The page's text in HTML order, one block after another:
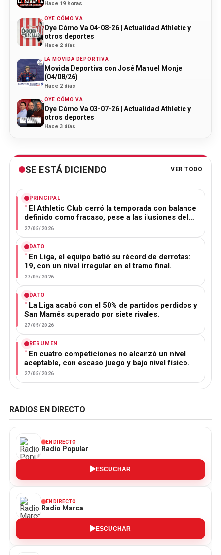
Hace 19 horas
OYE CÓMO VA
Oye Cómo Va 04-08-26 | Actualidad Athletic y
otros deportes
Hace 2 días
LA MOVIDA DEPORTIVA
Movida Deportiva con José Manuel Monje
(04/08/26)
Hace 2 días
OYE CÓMO VA
Oye Cómo Va 03-07-26 | Actualidad Athletic y
otros deportes
Hace 3 días
SE ESTÁ DICIENDO VER TODO
PRINCIPAL
El Athletic Club cerró la temporada con balance
definido como fracaso, pese a las ilusiones del…
27/05/2026
DATO
En Liga, el equipo batió su récord de derrotas:
19, con un nivel irregular en el tramo final.
27/05/2026
DATO
La Liga acabó con el 50% de partidos perdidos y
San Mamés superado por siete rivales.
27/05/2026
RESUMEN
En cuatro competiciones no alcanzó un nivel
aceptable, con escaso juego y bajo nivel físico.
27/05/2026
RADIOS EN DIRECTO
EN DIRECTO
Radio Popular
ESCUCHAR
EN DIRECTO
Radio Marca
ESCUCHAR